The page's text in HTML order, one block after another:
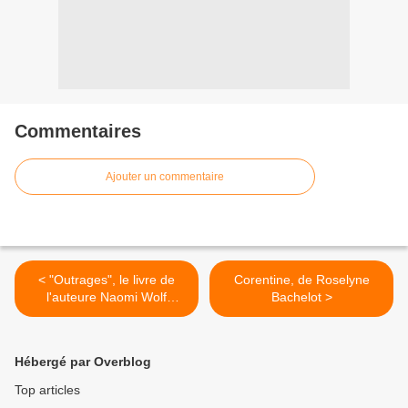
Commentaires
Ajouter un commentaire
< "Outrages", le livre de
l'auteure Naomi Wolf
rappelé pour des erreurs
Corentine, de Roselyne
Bachelot >
Hébergé par Overblog
Top articles